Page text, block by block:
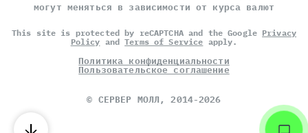
могут меняться в зависимости от курса валют
This site is protected by reCAPTCHA and the Google Privacy
Policy andTerms of Service apply.
Политика конфиденциальности
Пользовательское соглашение
© СЕРВЕР МОЛЛ, 2014-2026